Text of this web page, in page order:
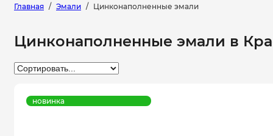
Главная / Эмали / Цинконаполненные эмали
Цинконаполненные эмали в
новинка